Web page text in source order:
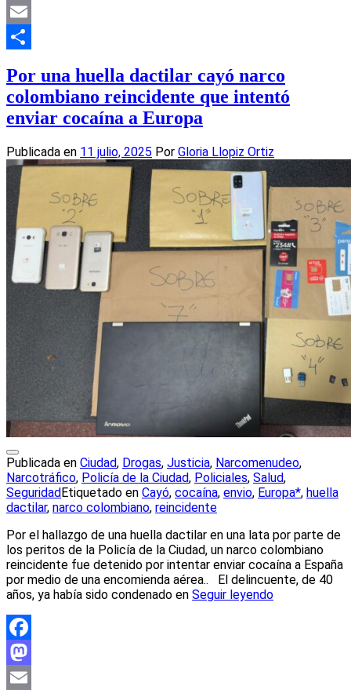
Mastodon
Email
Por una huella dactilar cayó narco
colombiano reincidente que intentó
enviar cocaína a Europa
Publicada en 11 julio, 2025 Por Gloria Llopiz Ortiz
Publicada en Ciudad, Drogas, Justicia, Narcomenudeo,
Narcotráfico, Policía de la Ciudad, Policiales, Salud,
SeguridadEtiquetado en Cayó, cocaína, envio, Europa*, huella
dactilar, narco colombiano, reincidente
Por el hallazgo de una huella dactilar en una lata por parte de
los peritos de la Policía de la Ciudad, un narco colombiano
reincidente fue detenido por intentar enviar cocaína a España
por medio de una encomienda aérea.. El delincuente, de 40
años, ya había sido condenado en Seguir leyendo
Facebook
Mastodon